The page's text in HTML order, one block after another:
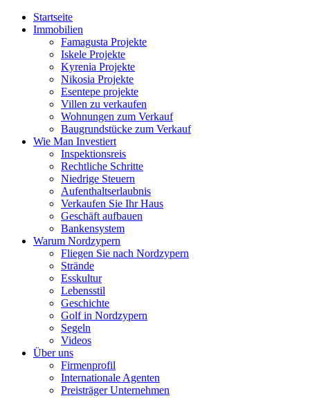
Startseite
Immobilien
Famagusta Projekte
Iskele Projekte
Kyrenia Projekte
Nikosia Projekte
Esentepe projekte
Villen zu verkaufen
Wohnungen zum Verkauf
Baugrundstücke zum Verkauf
Wie Man Investiert
Inspektionsreis
Rechtliche Schritte
Niedrige Steuern
Aufenthaltserlaubnis
Verkaufen Sie Ihr Haus
Geschäft aufbauen
Bankensystem
Warum Nordzypern
Fliegen Sie nach Nordzypern
Strände
Esskultur
Lebensstil
Geschichte
Golf in Nordzypern
Segeln
Videos
Über uns
Firmenprofil
Internationale Agenten
Preisträger Unternehmen